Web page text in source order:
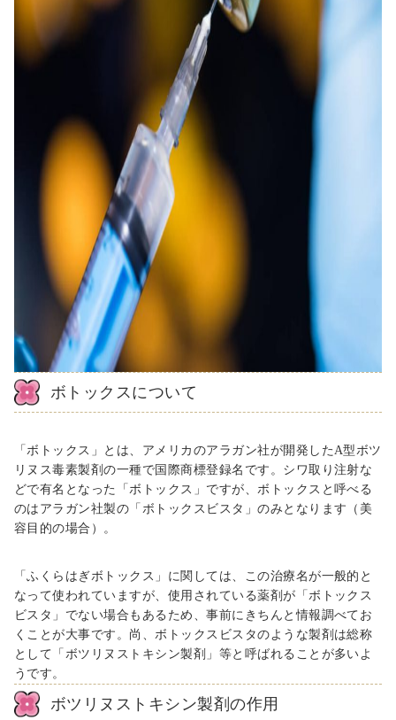
ボトックスについて
「ボトックス」とは、アメリカのアラガン社が開発した A型ボツ
リヌス毒素製剤の一種で国際商標登録名です。シワ取り注射な
どで有名となった「ボトックス」ですが、ボトックスと呼べる
のはアラガン社製の「ボトックスビスタ」のみとなります（美
容目的の場合）。
「ふくらはぎボトックス」に関しては、この治療名が一般的と
なって使われていますが、使用されている薬剤が「ボトックス
ビスタ」でない場合もあるため、事前にきちんと情報調べてお
くことが大事です。尚、ボトックスビスタのような製剤は総称
として「ボツリヌストキシン製剤」等と呼ばれることが多いよ
うです。
ボツリヌストキシン製剤の作用